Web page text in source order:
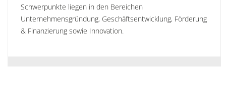
Schwerpunkte liegen in den Bereichen
Unternehmensgründung, Geschäftsentwicklung, Förderung
& Finanzierung sowie Innovation.